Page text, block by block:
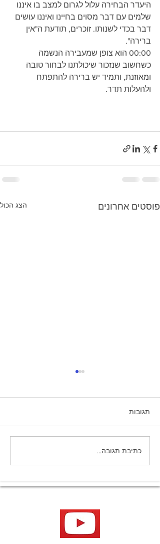
היעדר הבחירה עלול לגרום למצב בו איננו
שלמים עם דבר מסוים בחיינו ואיננו עושים
דבר בכדי לשנותו. זוכרים, תודעת ה"אין
ברירה".
00:00 הוא צופן שמעבירה הנשמה
כשחשוב שנזכור שיכולתנו לבחור טובה
ומאוזנת, ותמיד יש ברירה להתפתח
ולהעלות תדר.
פוסטים אחרונים הצג הכול
תגובות
כתיבת תגובה...